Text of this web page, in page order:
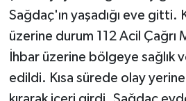
Sağdaç'ın yaşadığı eve gitti.
üzerine durum 112 Acil
İhbar üzerine bölgeye sağlık
edildi. Kısa sürede olay